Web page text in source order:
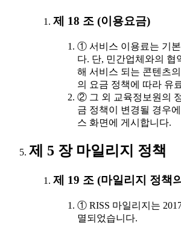
제 18 조 (이용요금)
① 서비스 이용료는 기본
다. 단, 민간업체와의 협
해 서비스 되는 콘텐츠
의 요금 정책에 따라 유
② 그 외 교육정보원의
금 정책이 변경될 경우
스 화면에 게시합니다.
제 5 장 마일리지 정책
제 19 조 (마일리지 정책
① RISS 마일리지는
멸되었습니다.